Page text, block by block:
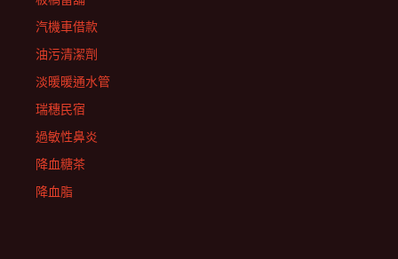
汽機車借款
油污清潔劑
淡暖暖通水管
瑞穗民宿
過敏性鼻炎
降血糖茶
降血脂